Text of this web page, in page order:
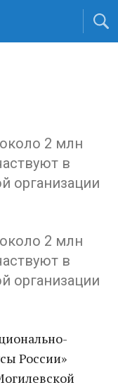
2 млн
в
организации
2 млн
в
организации
России»